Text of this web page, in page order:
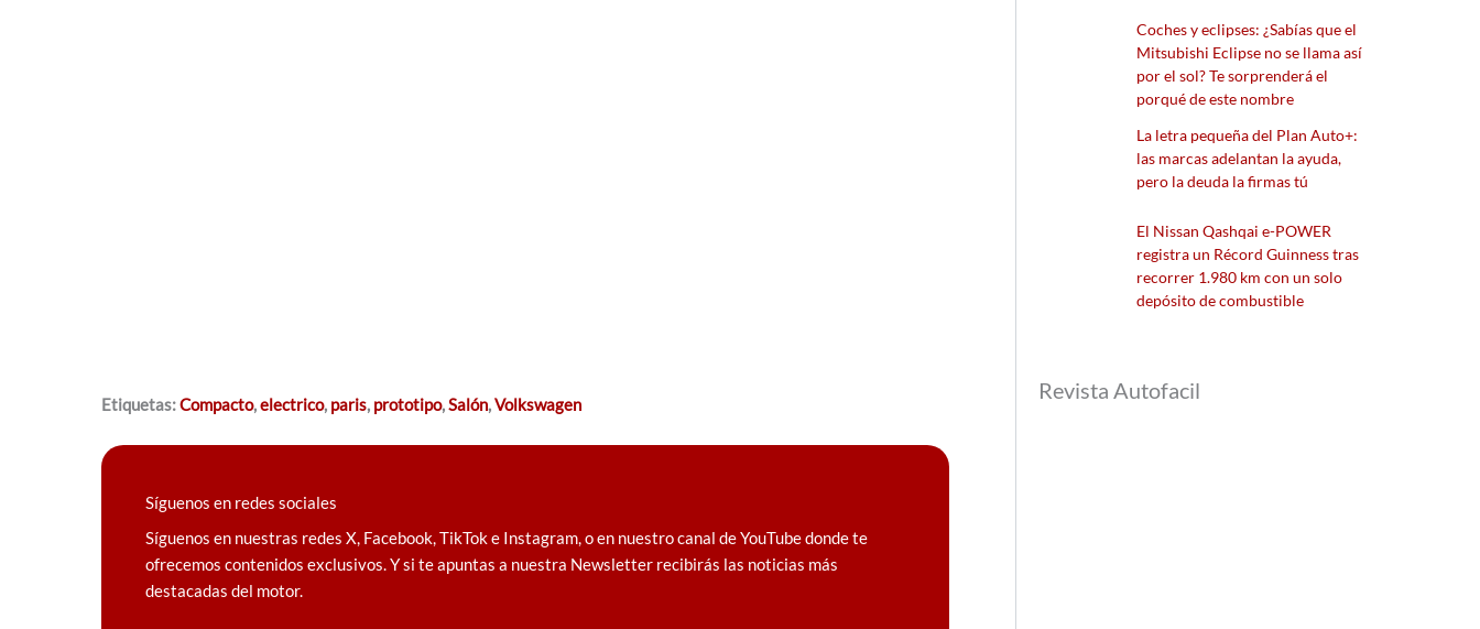
Etiquetas:Compacto,electrico, paris, prototipo,Salón,Volkswagen
Síguenos en redes sociales
Síguenos en nuestras redes X, Facebook, TikTok e Instagram, o en nuestro canal de YouTube donde te
ofrecemos contenidos exclusivos. Y si te apuntas a nuestra Newsletter recibirás las noticias más
destacadas del motor.
Coches y eclipses: ¿Sabías que el
Mitsubishi Eclipse no se llama así
por el sol? Te sorprenderá el
porqué de este nombre
La letra pequeña del Plan Auto+:
las marcas adelantan la ayuda,
pero la deuda la firmas tú
El Nissan Qashqai e-POWER
registra un Récord Guinness tras
recorrer 1.980 km con un solo
depósito de combustible
Revista Autofacil